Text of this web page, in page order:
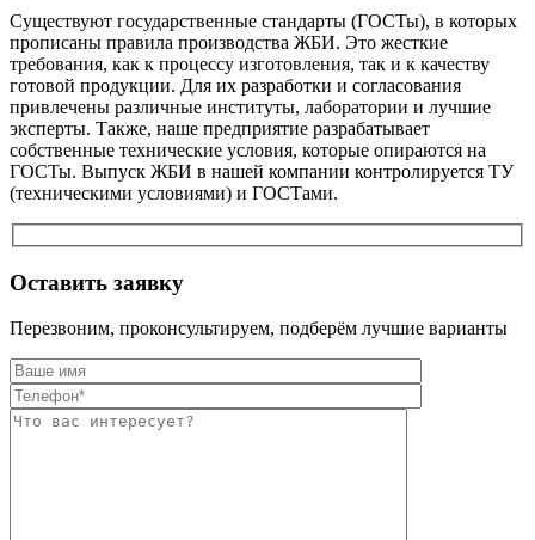
Существуют государственные стандарты (ГОСТы), в которых
прописаны правила производства ЖБИ. Это жесткие
требования, как к процессу изготовления, так и к качеству
готовой продукции. Для их разработки и согласования
привлечены различные институты, лаборатории и лучшие
эксперты. Также, наше предприятие разрабатывает
собственные технические условия, которые опираются на
ГОСТы. Выпуск ЖБИ в нашей компании контролируется ТУ
(техническими условиями) и ГОСТами.
Оставить заявку
Перезвоним, проконсультируем, подберём лучшие варианты